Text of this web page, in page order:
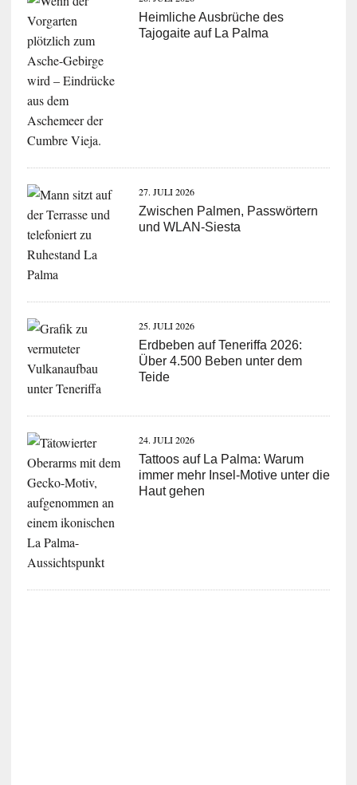
Heimliche Ausbrüche des
Tajogaite auf La Palma
27. JULI 2026
Zwischen Palmen, Passwörtern
und WLAN-Siesta
25. JULI 2026
Erdbeben auf Teneriffa 2026:
Über 4.500 Beben unter dem
Teide
24. JULI 2026
Tattoos auf La Palma: Warum
immer mehr Insel-Motive unter die
Haut gehen